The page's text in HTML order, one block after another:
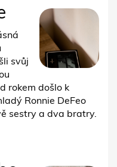
svůj
rokem došlo k
Ronnie DeFeo
sestry a dva bratry.